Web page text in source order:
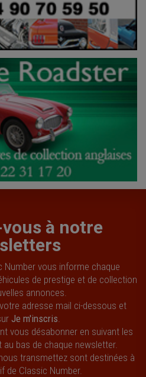
à notre
Number vous informe chaque
de prestige et de collection
annonces.
adresse mail ci-dessous et
Je m'inscris
vous désabonner en suivant les
bas de chaque newsletter.
transmettez sont destinées à
de Classic Number.